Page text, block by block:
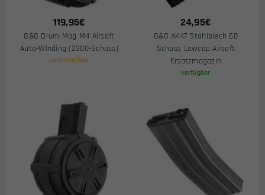
119,95€
G&G Drum Mag M4 Airsoft
Auto-Winding (2300-Schuss)
vorbestellbar
24,95€
G&G AK47 Stahlblech 60
Schuss Lowcap Airsoft
Ersatzmagazin
verfügbar